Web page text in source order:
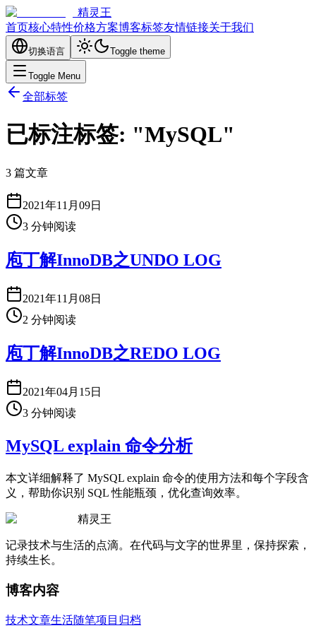
精灵王
首页核心特性价格方案博客标签友情链接关于我们
切换语言 Toggle theme
Toggle Menu
全部标签
已标注标签: "MySQL"
3 篇文章
2021年11月09日
3 分钟阅读
庖丁解InnoDB之UNDO LOG
2021年11月08日
2 分钟阅读
庖丁解InnoDB之REDO LOG
2021年04月15日
3 分钟阅读
MySQL explain 命令分析
本文详细解释了 MySQL explain 命令的使用方法和每个字段含
义，帮助你识别 SQL 性能瓶颈，优化查询效率。
精灵王
记录技术与生活的点滴。在代码与文字的世界里，保持探索，
持续生长。
博客内容
技术文章生活随笔项目归档